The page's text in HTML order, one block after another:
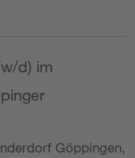
d) im
Göppingen,